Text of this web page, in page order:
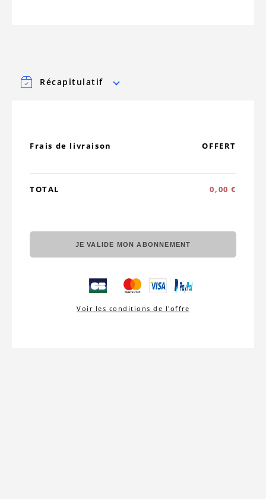
Récapitulatif
Frais de livraison OFFERT
TOTAL 0,00 €
JE VALIDE MON ABONNEMENT
Voir les conditions de l'offre